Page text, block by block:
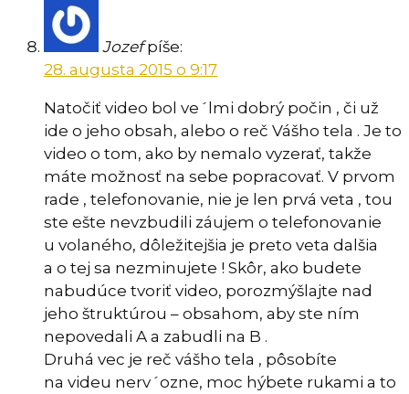
Jozef píše:
28. augusta 2015 o 9:17
Natočiť video bol ve´lmi dobrý počin , či už
ide o jeho obsah, alebo o reč Vášho tela . Je to
video o tom, ako by nemalo vyzerať, takže
máte možnosť na sebe popracovať. V prvom
rade , telefonovanie, nie je len prvá veta , tou
ste ešte nevzbudili záujem o telefonovanie
u volaného, dôležitejšia je preto veta dalšia
a o tej sa nezminujete ! Skôr, ako budete
nabudúce tvoriť video, porozmýšlajte nad
jeho štruktúrou – obsahom, aby ste ním
nepovedali A a zabudli na B .
Druhá vec je reč vášho tela , pôsobíte
na videu nerv´ozne, moc hýbete rukami a to